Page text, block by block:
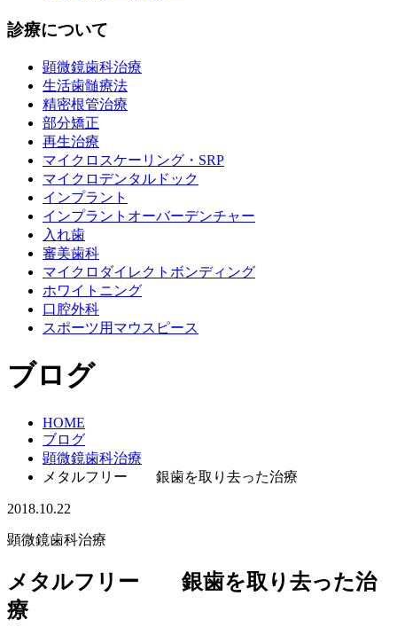
診療について
顕微鏡歯科治療
生活歯髄療法
精密根管治療
部分矯正
再生治療
マイクロスケーリング・SRP
マイクロデンタルドック
インプラント
インプラントオーバーデンチャー
入れ歯
審美歯科
マイクロダイレクトボンディング
ホワイトニング
口腔外科
スポーツ用マウスピース
ブログ
HOME
ブログ
顕微鏡歯科治療
メタルフリー 銀歯を取り去った治療
2018.10.22
顕微鏡歯科治療
メタルフリー 銀歯を取り去った治
療